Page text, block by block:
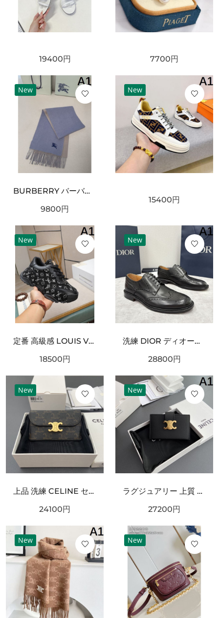
19400円 7700円
New
BURBERRY バーバリー コピー マフラー ライトブルー×グレー配色 ワンポイント騎士刺繍 フリンジ仕上げ 柔らかウール素材 上品な印象
9800円
New
15400円
New
定番 高級感 LOUIS VUITTON ルイヴィトン コピー スニーカー 上品 洗練
18500円
New
洗練 DIOR ディオール コピー ダービーシューズ ブラックレザー 光沢仕上げ 編み上げデザイン ボリュームソール 防滑仕様 フォーマルカジュアル兼用
28800円
New
上品 洗練 CELINE セリーヌ コピー カードケース 高級感 エレガント
24100円
New
ラグジュアリー 上質 CELINE セリーヌ コピー カードケース モダン 端正
27200円
New New